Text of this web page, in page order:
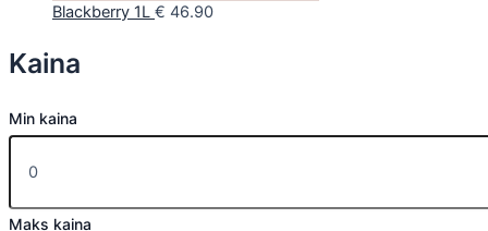
Blackberry 1L € 46.90
Kaina
Min kaina
Maks kaina